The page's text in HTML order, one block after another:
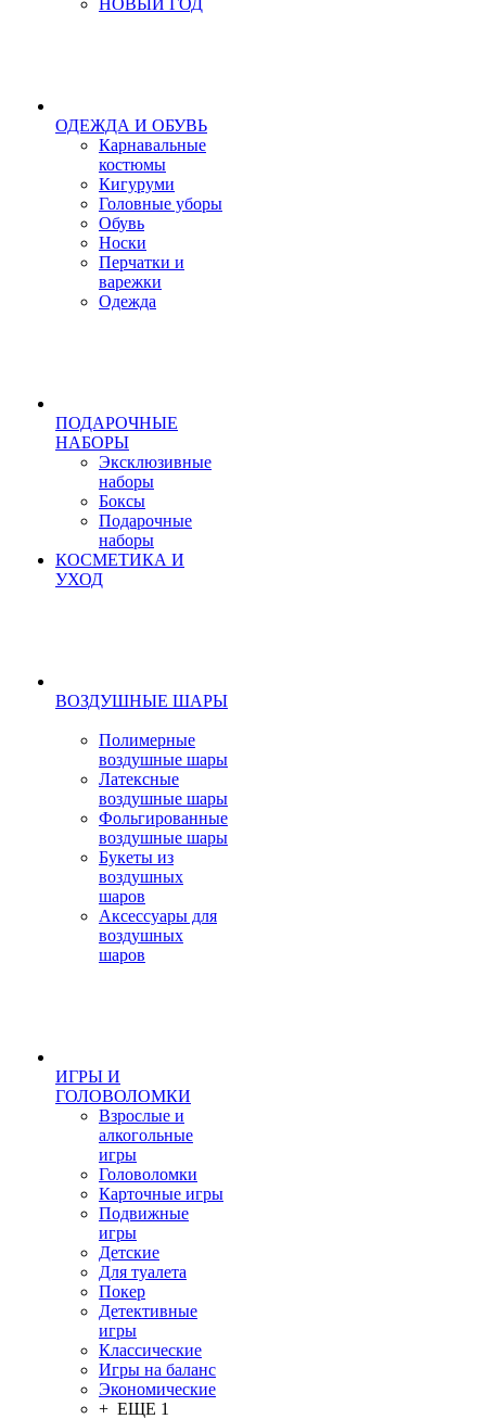
НОВЫЙ ГОД
ОДЕЖДА И ОБУВЬ
Карнавальные
костюмы
Кигуруми
Головные уборы
Обувь
Носки
Перчатки и
варежки
Одежда
ПОДАРОЧНЫЕ
НАБОРЫ
Эксклюзивные
наборы
Боксы
Подарочные
наборы
КОСМЕТИКА И
УХОД
ВОЗДУШНЫЕ ШАРЫ
Полимерные
воздушные шары
Латексные
воздушные шары
Фольгированные
воздушные шары
Букеты из
воздушных
шаров
Аксессуары для
воздушных
шаров
ИГРЫ И
ГОЛОВОЛОМКИ
Взрослые и
алкогольные
игры
Головоломки
Карточные игры
Подвижные
игры
Детские
Для туалета
Покер
Детективные
игры
Классические
Игры на баланс
Экономические
+ ЕЩЕ 1